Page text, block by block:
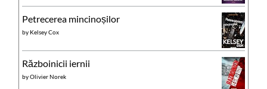
Petrecerea mincinoșilor
by Kelsey Cox
Războinicii iernii
byOlivier Norek